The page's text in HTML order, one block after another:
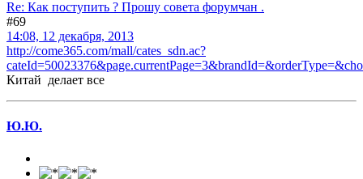
Re: Как поступить ? Прошу совета форумчан .
#69
14:08, 12 декабря, 2013
http://come365.com/mall/cates_sdn.ac?
Китай делает все
Ю.Ю.